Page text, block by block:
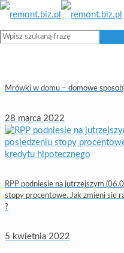
Mrówki w domu – domowe
28 marca 2022
RPP podniesie na jutrzejszym
stopy procentowe. Jak zmieni się
?
5 kwietnia 2022